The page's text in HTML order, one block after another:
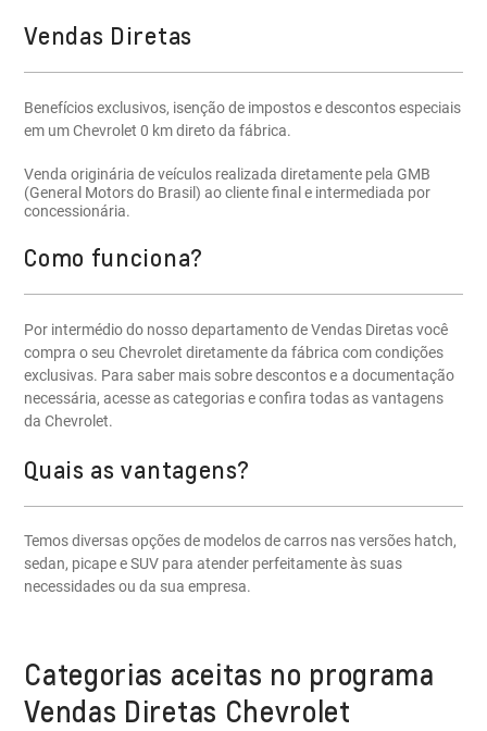
Vendas Diretas
Benefícios exclusivos, isenção de impostos e descontos especiais
em um Chevrolet 0 km direto da fábrica.
Venda originária de veículos realizada diretamente pela GMB
(General Motors do Brasil) ao cliente final e intermediada por
concessionária.
Como funciona?
Por intermédio do nosso departamento de Vendas Diretas você
compra o seu Chevrolet diretamente da fábrica com condições
exclusivas. Para saber mais sobre descontos e a documentação
necessária, acesse as categorias e confira todas as vantagens
da Chevrolet.
Quais as vantagens?
Temos diversas opções de modelos de carros nas versões hatch,
sedan, picape e SUV para atender perfeitamente às suas
necessidades ou da sua empresa.
Categorias aceitas no programa
Vendas Diretas Chevrolet